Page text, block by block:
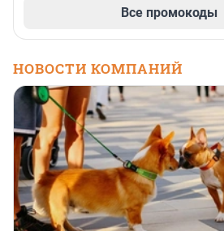
Все промокоды
НОВОСТИ КОМПАНИЙ